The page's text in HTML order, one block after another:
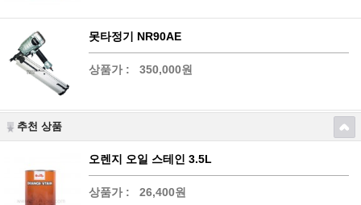
못타정기 NR90AE
상품가 : 350,000원
추천 상품
오렌지 오일 스테인 3.5L
상품가 : 26,400원